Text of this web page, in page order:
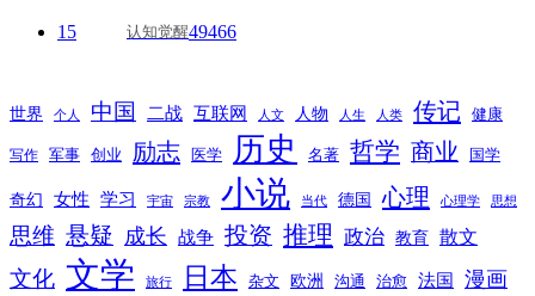
15 认知觉醒49466
世界 个人 中国 二战 互联网 人文 人物 人生 人类 传记 健康
写作 军事 创业 励志 医学 历史 名著 哲学 商业 国学
奇幻 女性 学习 宇宙 宗教 小说 当代 德国 心理 心理学 思想
思维 悬疑 成长 战争 投资 推理 政治 教育 散文
文化 文学 旅行 日本 杂文 欧洲 沟通 治愈 法国 漫画